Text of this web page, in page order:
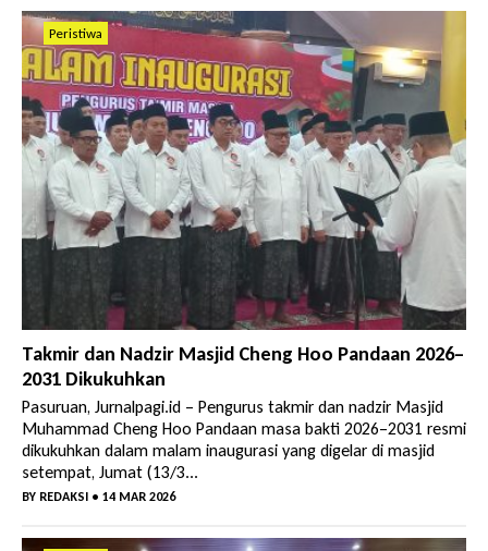
Peristiwa
Takmir dan Nadzir Masjid Cheng Hoo Pandaan 2026–
2031 Dikukuhkan
Pasuruan, Jurnalpagi.id – Pengurus takmir dan nadzir Masjid
Muhammad Cheng Hoo Pandaan masa bakti 2026–2031 resmi
dikukuhkan dalam malam inaugurasi yang digelar di masjid
setempat, Jumat (13/3...
BY REDAKSI • 14 MAR 2026